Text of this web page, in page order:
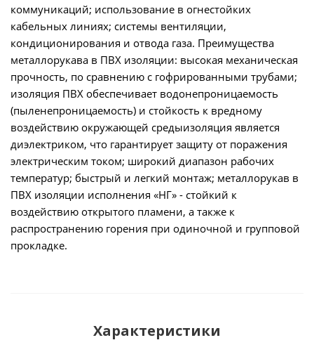
коммуникаций; использование в огнестойких
кабельных линиях; системы вентиляции,
кондиционирования и отвода газа. Преимущества
металлорукава в ПВХ изоляции: высокая механическая
прочность, по сравнению с гофрированными трубами;
изоляция ПВХ обеспечивает водонепроницаемость
(пыленепроницаемость) и стойкость к вредному
воздействию окружающей средыизоляция является
диэлектриком, что гарантирует защиту от поражения
электрическим током; широкий диапазон рабочих
температур; быстрый и легкий монтаж; металлорукав в
ПВХ изоляции исполнения «НГ» - стойкий к
воздействию открытого пламени, а также к
распространению горения при одиночной и групповой
прокладке.
Характеристики